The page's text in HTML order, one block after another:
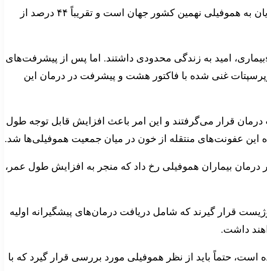
وی، ایران را یکی از مناطق دارای شیوع بالای هموفیلی برشمرد و افزود: ایران از نظر جمعیت مبتلایان به هموفیلی نهمین کشور جهان است و تقریباً ۴۴ درصد از
به گفته این استادیار دانشگاه پیش از جنگ جهانی دوم مبتلایان به هموفیلی به ویژه نوع شدید یا severبیماری، امید به زندگی محدودی داشتند. اما پس از پیشرفت‌های
غنی شده با فاکتور هشت و پیشرفت در درمان این
درمان قرار می‌گرفتند و این امر باعث افزایش قابل توجه طول
منتقله از خون در میان جمعیت هموفیلی‌ها شد.
نوترکیب فاکتور هشت و فاکتور ۹ از سال ۱۹۹۰ تحول عظیمی در درمان بیماران هموفیلی رخ داد که منجر به افزایش طول عمر،
قرار گیرند که شامل دریافت درمان‌های پیشگیرانه اولیه
داشت.
است، حتماً باید از نظر هموفیلی مورد بررسی قرار گیرد که با